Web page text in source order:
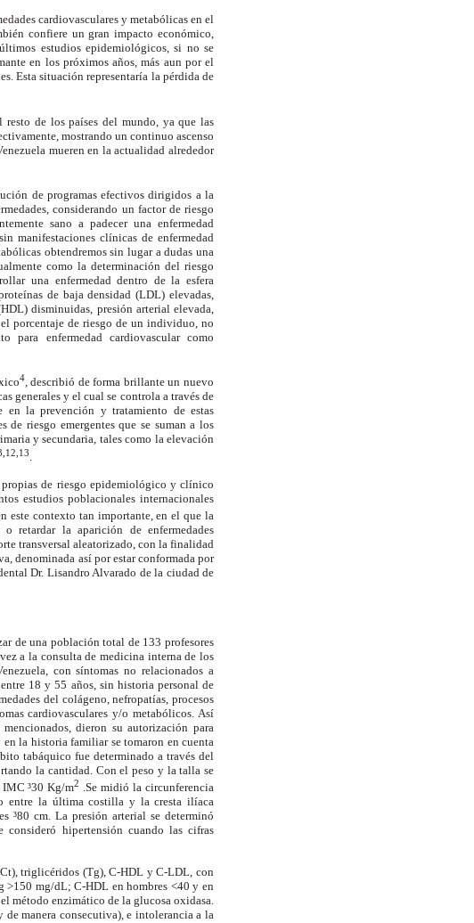
cardiovasculares y metabólicas en el
confiere un gran impacto económico,
estudios epidemiológicos, si no se
en los próximos años, más aun por el
Esta situación representaría la pérdida de
de los países del mundo, ya que las
mostrando un continuo ascenso
mueren en la actualidad alrededor
de programas efectivos dirigidos a la
considerando un factor de riesgo
sano a padecer una enfermedad
manifestaciones clínicas de enfermedad
obtendremos sin lugar a dudas una
como la determinación del riesgo
una enfermedad dentro de la esfera
de baja densidad (LDL) elevadas,
disminuidas, presión arterial elevada,
porcentaje de riesgo de un individuo, no
para enfermedad cardiovascular como
4, describió de forma brillante un nuevo
generales y el cual se controla a través de
en la prevención y tratamiento de estas
de riesgo emergentes que se suman a los
y secundaria, tales como la elevación
de riesgo epidemiológico y clínico
estudios poblacionales internacionales
este contexto tan importante, en el que la
retardar la aparición de enfermedades
transversal aleatorizado, con la finalidad
denominada así por estar conformada por
Dr. Lisandro Alvarado de la ciudad de
de una población total de 133 profesores
a la consulta de medicina interna de los
con síntomas no relacionados a
18 y 55 años, sin historia personal de
del colágeno, nefropatías, procesos
cardiovasculares y/o metabólicos. Así
dieron su autorización para
la historia familiar se tomaron en cuenta
tabáquico fue determinado a través del
la cantidad. Con el peso y la talla se
³30 Kg/m2 .Se midió la circunferencia
entre la última costilla y la cresta ilíaca
³80 cm. La presión arterial se determinó
hipertensión cuando las cifras
triglicéridos (Tg), C-HDL y C-LDL, con
mg/dL; C-HDL en hombres <40 y en
método enzimático de la glucosa oxidasa.
manera consecutiva), e intolerancia a la